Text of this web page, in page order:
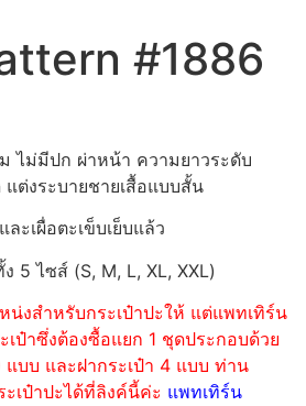
#1886
ไม่มีปก ผ่าหน้า ความยาวระดับ
ต่งระบายชายเสื้อแบบสั้น
ะเผื่อตะเข็บเย็บแล้ว
5 ไซส์ (S, M, L, XL, XXL)
น่งสำหรับกระเป๋าปะให้ แต่แพทเทิร์น
เป๋าซึ่งต้องซื้อแยก 1 ชุดประกอบด้วย
แบบ และฝากระเป๋า 4 แบบ ท่าน
เป๋าปะได้ที่ลิงค์นี้ค่ะ แพทเทิร์น